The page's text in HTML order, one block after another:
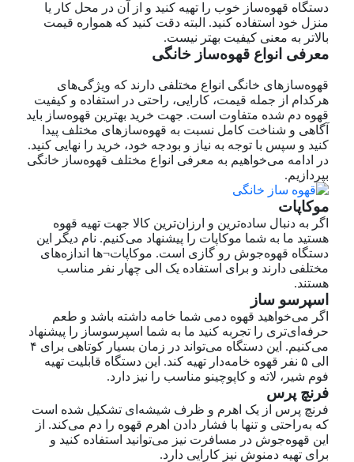
دستگاه قهوه‌ساز خوب را تهیه کنید و از آن در محل کار یا
منزل خود استفاده کنید. البته دقت کنید که همواره قیمت
بالاتر به معنی کیفیت بهتر نیست.
معرفی انواع قهوه‌ساز خانگی
قهوه‌سازهای خانگی انواع مختلفی دارند که ویژگی‌های
هرکدام از جمله قیمت، کارایی، راحتی در استفاده و کیفیت
قهوه دم شده متفاوت است. جهت خرید بهترین قهوه‌ساز باید
آگاهی و شناخت کامل نسبت به قهوه‌سازهای مختلف پیدا
کنید و سپس با توجه به نیاز و بودجه خود، خرید را نهایی کنید.
در ادامه می‌خواهیم به معرفی انواع مختلف قهوه‌ساز خانگی
بپردازیم.
موکاپات
اگر به دنبال ساده‌ترین و ارزان‌ترین کالا جهت تهیه قهوه
هستید ما به شما موکاپات را پیشنهاد می‌کنیم. نام دیگر این
دستگاه قهوه‌جوش رو گازی است. موکاپات¬ها اندازه‌های
مختلفی دارند و برای استفاده یک الی چهار نفر مناسب
هستند.
اسپرسو ساز
اگر می‌خواهید قهوه دمی شما خامه داشته باشد و طعم
حرفه‌ای‌تری را تجربه کنید ما به شما اسپرسوساز را پیشنهاد
می‌کنیم. این دستگاه می‌تواند در زمان بسیار کوتاهی برای ۴
الی ۵ نفر قهوه خامه‌دار تهیه کند. این دستگاه قابلیت تهیه
فوم شیر، لاته و کاپوچینو مناسب را نیز دارد.
فرنچ پرس
فرنچ پرس از یک اهرم و ظرف شیشه‌ای تشکیل شده است
که به‌راحتی و تنها با فشار دادن اهرم قهوه را دم می‌کند. از
این قهوه‌جوش در مسافرت نیز می‌توانید استفاده کنید و
برای تهیه دمنوش نیز کارایی دارد.